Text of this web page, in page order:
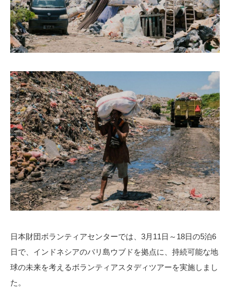
日本財団ボランティアセンターでは、3月11日～18日の5泊6
日で、インドネシアのバリ島ウブドを拠点に、持続可能な地
球の未来を考えるボランティアスタディツアーを実施しまし
た。